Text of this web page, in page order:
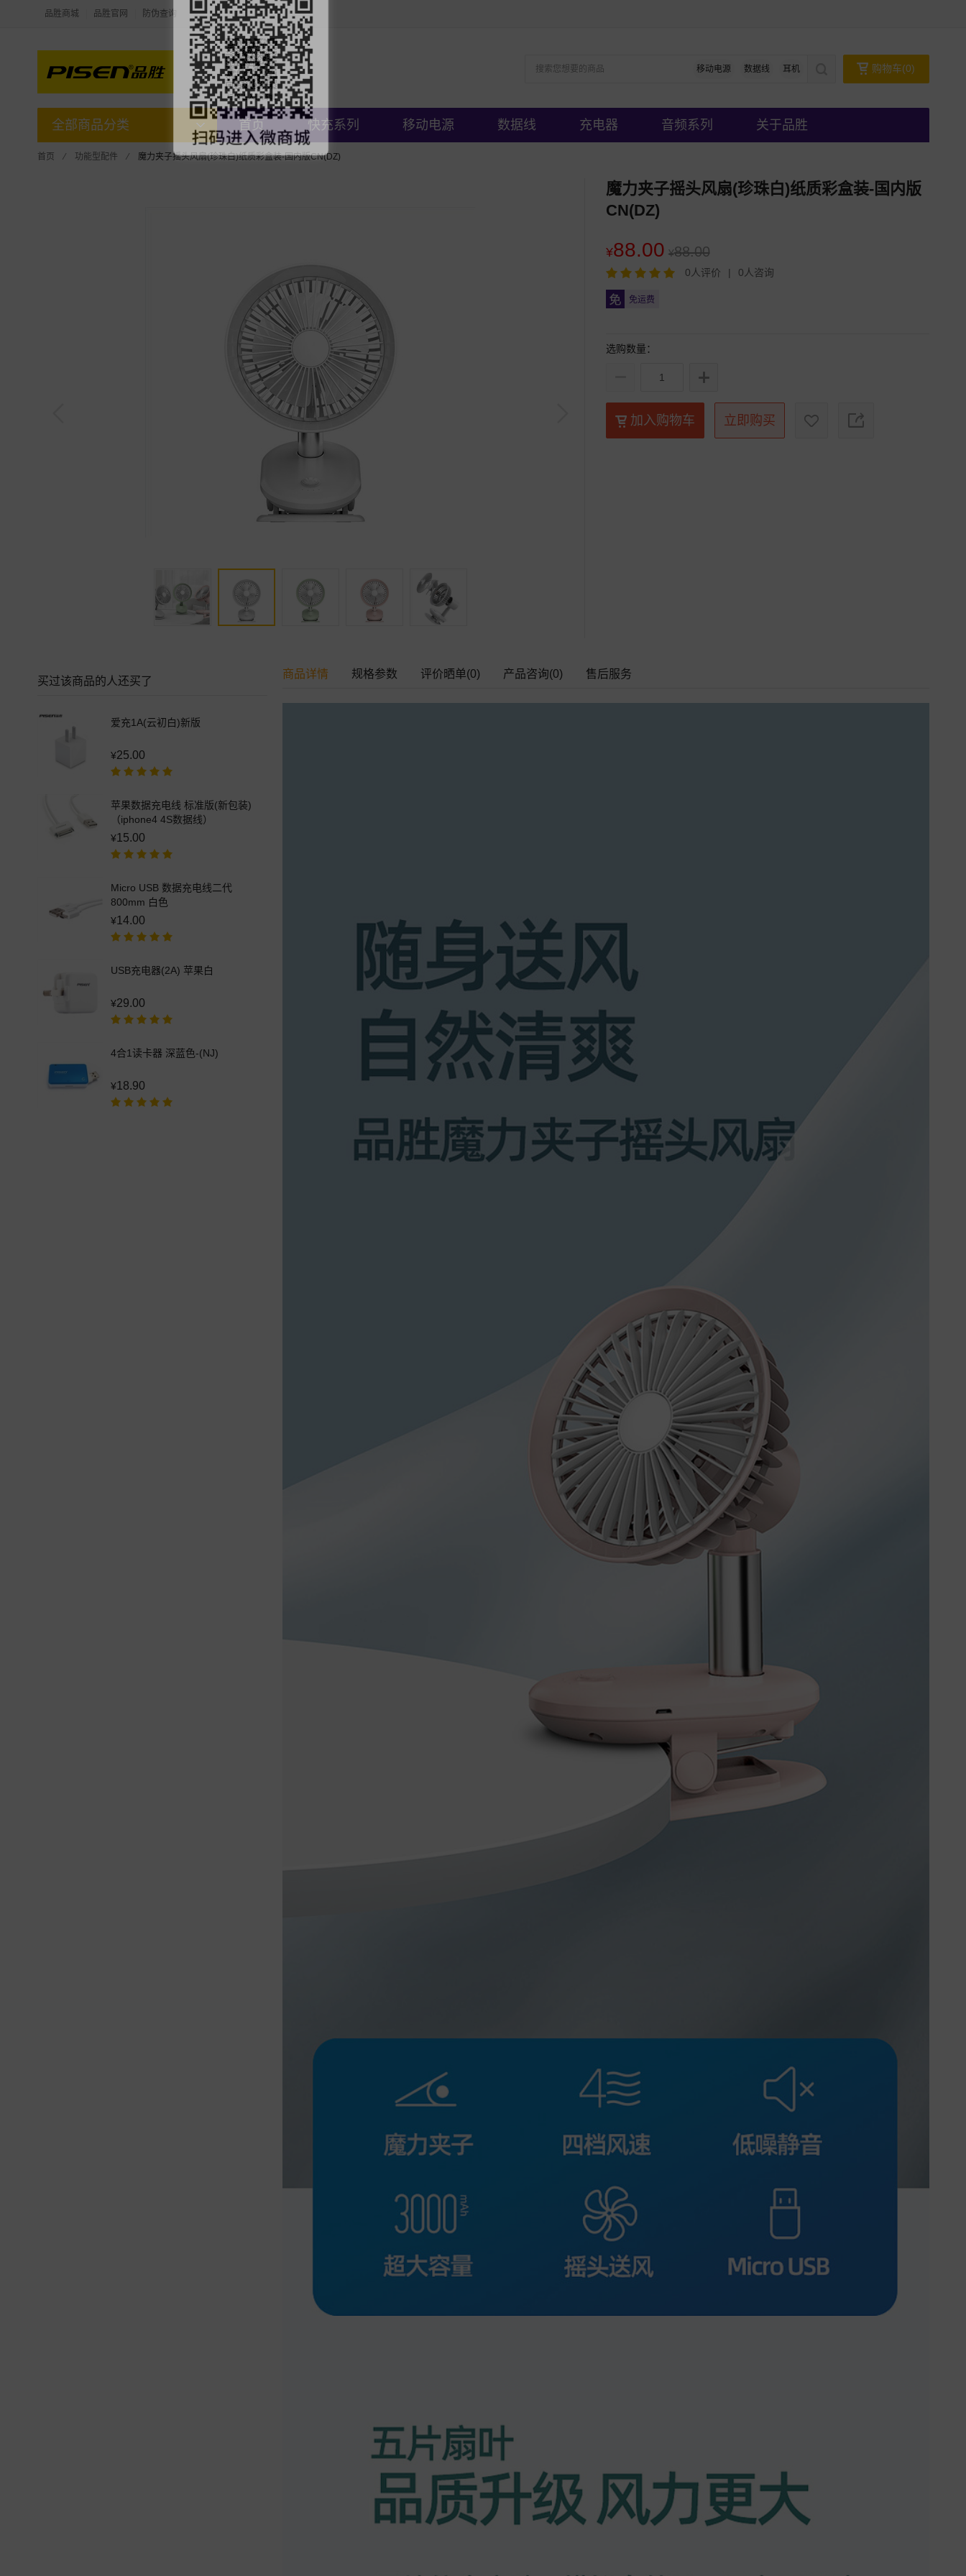
品胜商城 品胜官网 防伪查询
移动电源 数据线 耳机 购物车(0)
全部商品分类 首页 快充系列 移动电源 数据线 充电器 音频系列 关于品胜
首页 ⁄ 功能型配件 ⁄ 魔力夹子摇头风扇(珍珠白)纸质彩盒装-国内版CN(DZ)
魔力夹子摇头风扇(珍珠白)纸质彩盒装-国内版
CN(DZ)
¥88.00 ¥88.00
0人评价 | 0人咨询
免运费
选购数量：
加入购物车 立即购买
买过该商品的人还买了
爱充1A(云初白)新版
¥25.00
苹果数据充电线 标准版(新包装)
（iphone4 4S数据线）
¥15.00
Micro USB 数据充电线二代
800mm 白色
¥14.00
USB充电器(2A) 苹果白
¥29.00
4合1读卡器 深蓝色-(NJ)
¥18.90
商品详情 规格参数 评价晒单(0) 产品咨询(0) 售后服务